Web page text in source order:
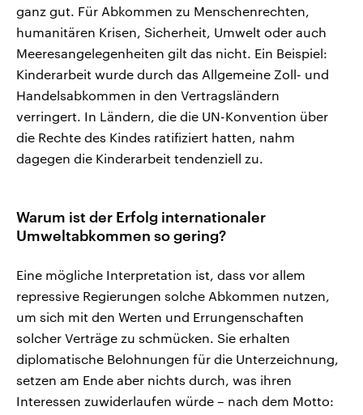
ganz gut. Für Abkommen zu Menschenrechten,
humanitären Krisen, Sicherheit, Umwelt oder auch
Meeresangelegenheiten gilt das nicht. Ein Beispiel:
Kinderarbeit wurde durch das Allgemeine Zoll- und
Handelsabkommen in den Vertragsländern
verringert. In Ländern, die die UN-Konvention über
die Rechte des Kindes ratifiziert hatten, nahm
dagegen die Kinderarbeit tendenziell zu.
Warum ist der Erfolg internationaler
Umweltabkommen so gering?
Eine mögliche Interpretation ist, dass vor allem
repressive Regierungen solche Abkommen nutzen,
um sich mit den Werten und Errungenschaften
solcher Verträge zu schmücken. Sie erhalten
diplomatische Belohnungen für die Unterzeichnung,
setzen am Ende aber nichts durch, was ihren
Interessen zuwiderlaufen würde – nach dem Motto: